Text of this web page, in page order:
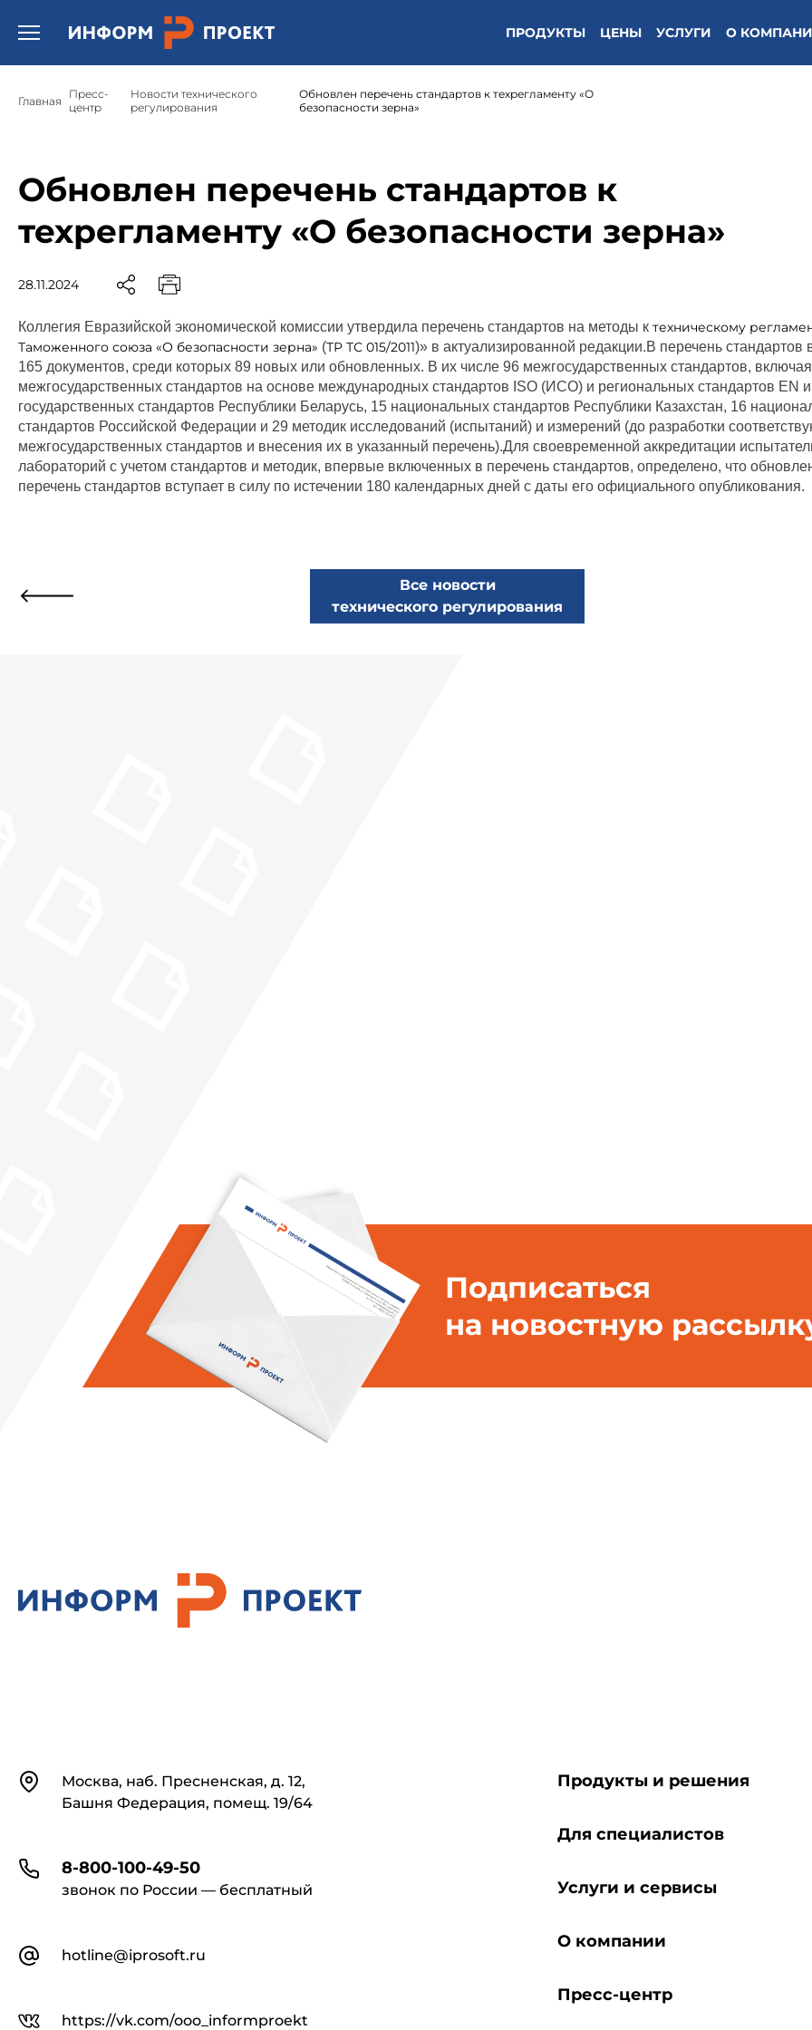
Открыть бургер меню. ПРОДУКТЫ ЦЕНЫ УСЛУГИ О
Главная
Пресс-
центр
Новости технического
регулирования
Обновлен перечень стандартов к техрегламенту «О
безопасности зерна»
Обновлен перечень стандартов к
техрегламенту «О безопасности зерна»
28.11.2024
Коллегия Евразийской экономической комиссии утвердила перечень стандартов на методы к техническому
Таможенного союза «О безопасности зерна» (ТР ТС 015/2011)» в актуализированной редакции.В перечень стандартов
165 документов, среди которых 89 новых или обновленных. В их числе 96 межгосударственных стандартов,
межгосударственных стандартов на основе международных стандартов ISO (ИСО) и региональных стандартов EN
государственных стандартов Республики Беларусь, 15 национальных стандартов Республики Казахстан, 16
стандартов Российской Федерации и 29 методик исследований (испытаний) и измерений (до разработки
межгосударственных стандартов и внесения их в указанный перечень).Для своевременной аккредитации
лабораторий с учетом стандартов и методик, впервые включенных в перечень стандартов, определено, что
перечень стандартов вступает в силу по истечении 180 календарных дней с даты его официального опубликования.
Все новости
технического регулирования
Подписаться
на новостную
КонтактыМосква, наб. Пресненская, д. 12,
Башня Федерация, помещ. 19/64
8-800-100-49-50
звонок по России — бесплатный
hotline@iprosoft.ru
https://vk.com/ooo_informproekt
Продукты и решения
Для специалистов
Услуги и сервисы
О компании
Пресс-центр